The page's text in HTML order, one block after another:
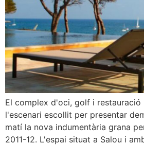
El complex d'oci, golf i restauració
l'escenari escollit per presentar
matí la nova indumentària grana
2011-12. L'espai situat a Salou i